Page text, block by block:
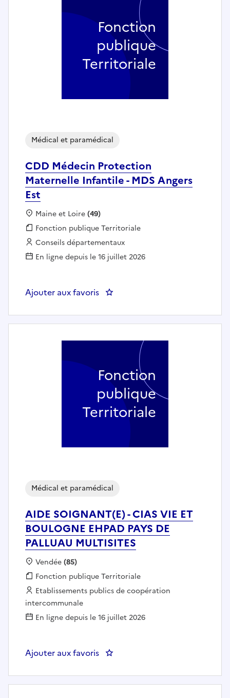
CDD Médecin Protection
Maternelle Infantile - MDS Angers
Est
Médical et paramédical
Localisation :
Maine et Loire(49)
Fonction publique :
Fonction publique Territoriale
Employeur :
Conseils départementaux
En ligne depuis le 16 juillet 2026
Ajouter aux favoris : CDD Médecin Protection
Fonction
publique
Territoriale
AIDE SOIGNANT(E) - CIAS VIE ET
BOULOGNE EHPAD PAYS DE
PALLUAU MULTISITES
Médical et paramédical
Localisation :
Vendée(85)
Fonction publique :
Fonction publique Territoriale
Employeur :
Etablissements publics de coopération
intercommunale
En ligne depuis le 16 juillet 2026
Ajouter aux favoris : AIDE SOIGNANT(E) - CIAS VIE
Fonction
publique
Territoriale